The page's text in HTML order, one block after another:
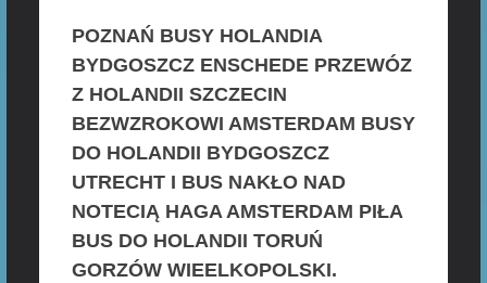
POZNAŃ BUSY HOLANDIA
BYDGOSZCZ ENSCHEDE PRZEWÓZ
Z HOLANDII SZCZECIN
BEZWZROKOWI AMSTERDAM BUSY
DO HOLANDII BYDGOSZCZ
UTRECHT I BUS NAKŁO NAD
NOTECIĄ HAGA AMSTERDAM PIŁA
BUS DO HOLANDII TORUŃ
GORZÓW WIEELKOPOLSKI.